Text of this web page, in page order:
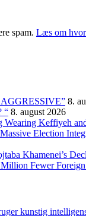
spam. Læs om
AGGRESSIVE” 8.
“ 8. august 2026
Keffiyeh
Election
Khamenei’s
Fewer
kunstig